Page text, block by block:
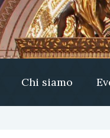
Chi siamo